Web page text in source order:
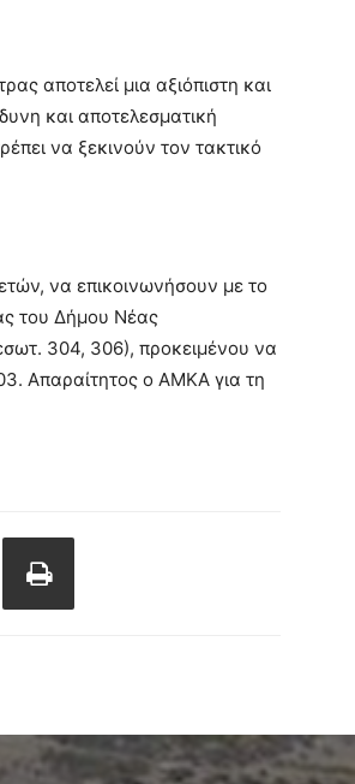
αποτελεί μια αξιόπιστη και
και αποτελεσματική
να ξεκινούν τον τακτικό
να επικοινωνήσουν με το
του Δήμου Νέας
304, 306), προκειμένου να
Απαραίτητος ο ΑΜΚΑ για τη